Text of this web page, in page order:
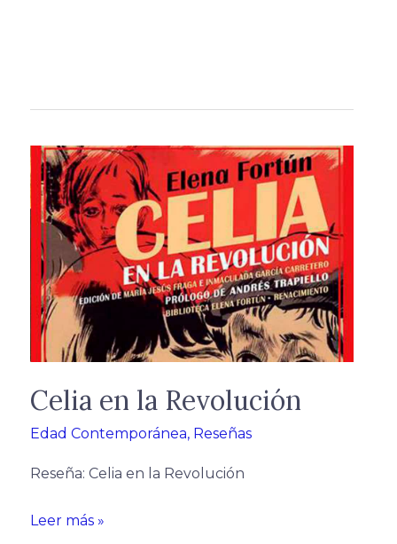
Celia en la Revolución
Edad Contemporánea, Reseñas
Reseña: Celia en la Revolución
Celia
en
la
Revolución
Leer más »